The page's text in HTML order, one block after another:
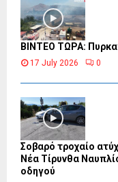
ΒΙΝΤΕΟ ΤΩΡΑ:
17 July 2026 0
Σοβαρό τροχαίο
Νέα Τίρυνθα
οδηγού